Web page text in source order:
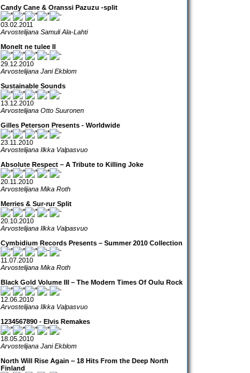
Candy Cane & Oranssi Pazuzu -split
03.02.2011
Arvostelijana Samuli Ala-Lahti
Monelt ne tulee II
29.12.2010
Arvostelijana Jani Ekblom
Sustainable Sounds
13.12.2010
Arvostelijana Otto Suuronen
Gilles Peterson Presents - Worldwide
23.11.2010
Arvostelijana Ilkka Valpasvuo
Absolute Respect – A Tribute to Killing Joke
20.11.2010
Arvostelijana Mika Roth
Merries & Sur-rur Split
20.10.2010
Arvostelijana Ilkka Valpasvuo
Cymbidium Records Presents – Summer 2010 Collection
11.07.2010
Arvostelijana Mika Roth
Black Gold Volume III – The Modern Times Of Oulu Rock
12.06.2010
Arvostelijana Ilkka Valpasvuo
1234567890 - Elvis Remakes
18.05.2010
Arvostelijana Jani Ekblom
North Will Rise Again ‒ 18 Hits From the Deep North
Finland